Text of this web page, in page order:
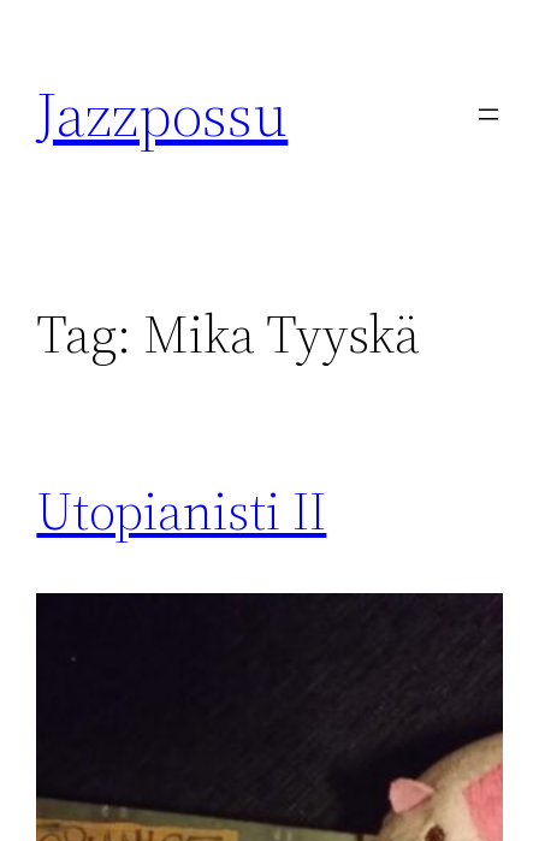
content
Jazzpossu
Tag: Mika Tyyskä
Utopianisti II